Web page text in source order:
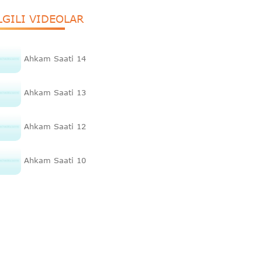
VIDEOLAR
Ahkam Saati 14
Ahkam Saati 13
Ahkam Saati 12
Ahkam Saati 10